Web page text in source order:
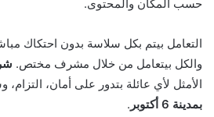
حسب المكان والمحتوى.
التعامل بيتم بكل سلاسة بدون احتكاك
والكل بيتعامل من خلال مشرف مختص.
الأمثل لأي عائلة بتدور على أمان،
بمدينة 6 أكتوبر
.